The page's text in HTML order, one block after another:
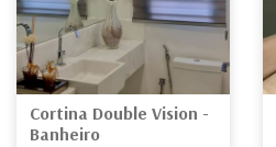
Cortina Double Vision -
Banheiro